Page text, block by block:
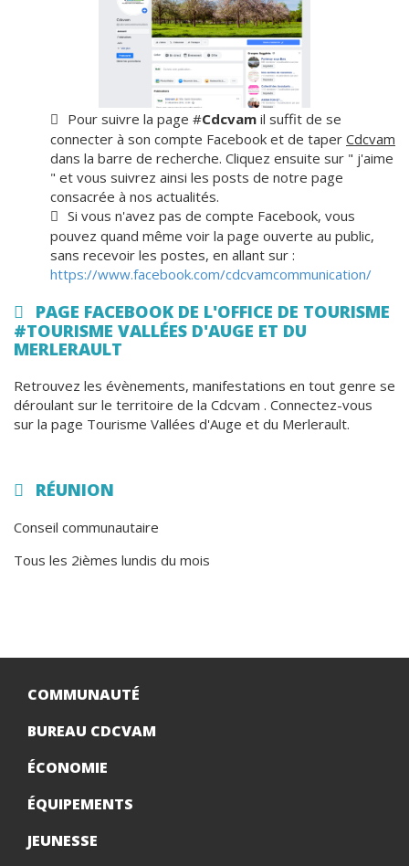
Pour suivre la page #Cdcvam il suffit de se
connecter à son compte Facebook et de taper Cdcvam
dans la barre de recherche. Cliquez ensuite sur " j'aime
" et vous suivrez ainsi les posts de notre page
consacrée à nos actualités.
Si vous n'avez pas de compte Facebook, vous
pouvez quand même voir la page ouverte au public,
sans recevoir les postes, en allant sur :
https://www.facebook.com/cdcvamcommunication/
PAGE FACEBOOK DE L'OFFICE DE TOURISME
#TOURISME VALLÉES D'AUGE ET DU
MERLERAULT
Retrouvez les évènements, manifestations en tout genre se
déroulant sur le territoire de la Cdcvam . Connectez-vous
sur la page Tourisme Vallées d'Auge et du Merlerault.
RÉUNION
Conseil communautaire
Tous les 2ièmes lundis du mois
COMMUNAUTÉ
BUREAU CDCVAM
ÉCONOMIE
ÉQUIPEMENTS
JEUNESSE